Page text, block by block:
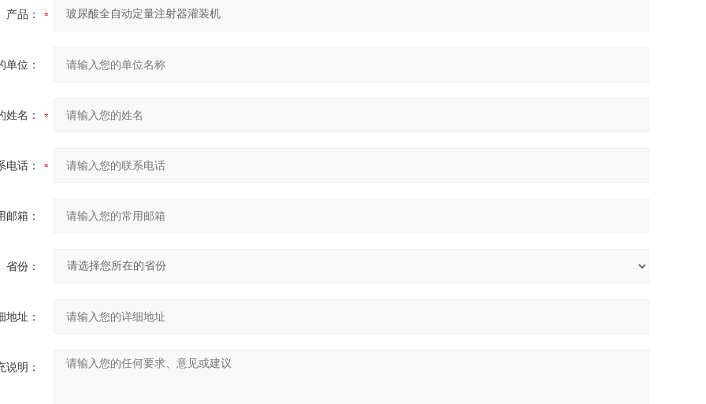
产品：
单位：
姓名：
电话：
邮箱：
省份：
地址：
说明：